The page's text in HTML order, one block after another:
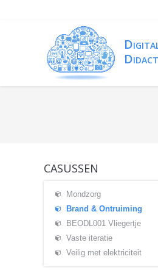
CASUSSEN
Mondzorg
Brand & Ontruiming
BEODL001 Vliegertje
Vaste iteratie
Veilig met elektriciteit